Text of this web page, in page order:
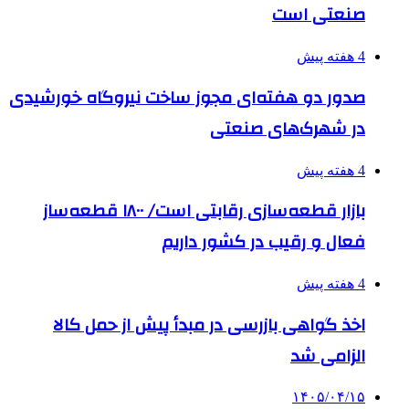
صنعتی است
4 هفته پیش
صدور دو هفته‌ای مجوز ساخت نیروگاه خورشیدی
در شهرک‌های صنعتی
4 هفته پیش
بازار قطعه‌سازی رقابتی است/ ۱۸۰۰ قطعه‌ساز
فعال و رقیب در کشور داریم
4 هفته پیش
اخذ گواهی بازرسی در مبدأ پیش از حمل کالا
الزامی شد
۱۴۰۵/۰۴/۱۵